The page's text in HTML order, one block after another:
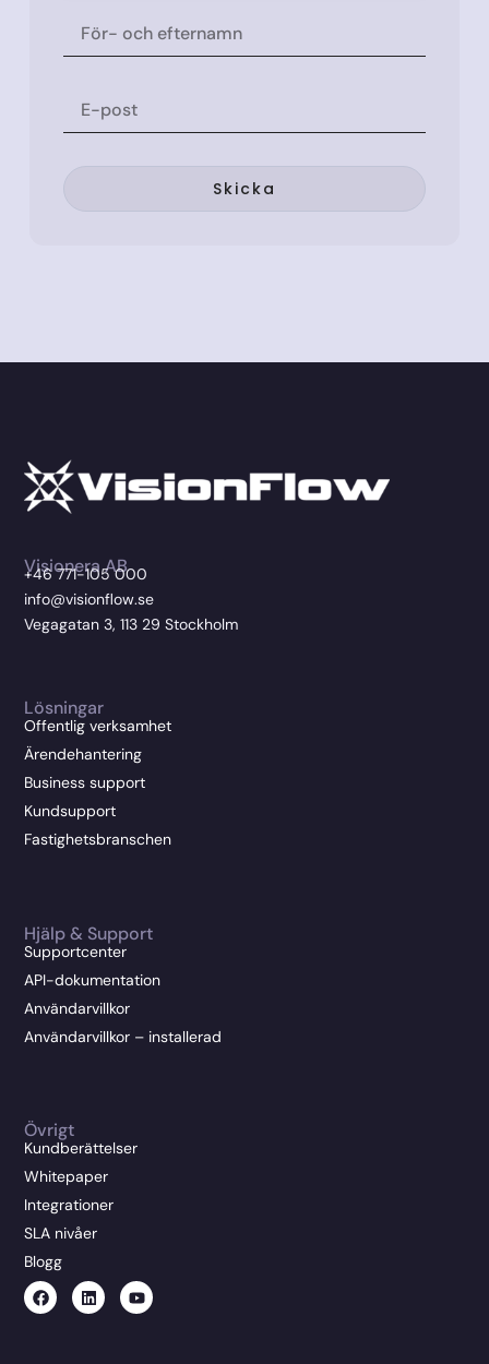
Skicka
Visionera AB
+46 771-105 000
info@visionflow.se
Vegagatan 3, 113 29 Stockholm
Lösningar
Offentlig verksamhet
Ärendehantering
Business support
Kundsupport
Fastighetsbranschen
Hjälp & Support
Supportcenter
API-dokumentation
Användarvillkor
Användarvillkor – installerad
Övrigt
Kundberättelser
Whitepaper
Integrationer
SLA nivåer
Blogg